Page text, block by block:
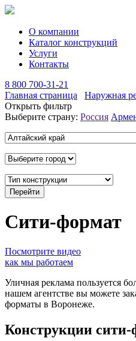
О компании
Каталог конструкций
Услуги
Контакты
8 800 700-31-21
Главная страница
Наружная
Открыть фильтр
Выберите страну: Россия
Сити-формат
Посмотрите видео
как мы работаем
Уличная реклама пользуется
нашем агентстве вы можете
форматы в Воронеже.
Конструкции